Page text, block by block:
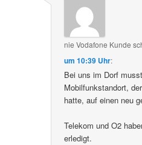
nie Vodafone Kunde
um 10:39 Uhr:
Bei uns im Dorf
Mobilfunkstandort,
hatte, auf einen neu
Telekom und O2
erledigt.